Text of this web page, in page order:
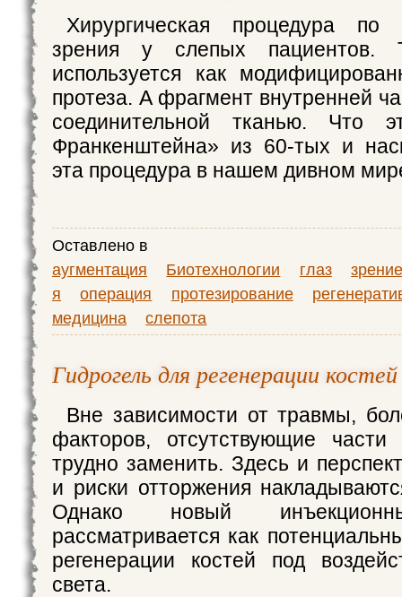
Хирургическая процедура по
зрения у слепых пациентов.
используется как
протеза. А фрагмент внутренней
соединительной тканью. Что
Франкенштейна» из 60-тых и
эта процедура в нашем дивном
Оставлено в
аугментация
Биотехнологии глаз
я
операция протезирование
медицина
слепота
Гидрогель для регенерации костей
Вне зависимости от травмы,
факторов, отсутствующие части
трудно заменить. Здесь и
и риски отторжения
Однако новый
рассматривается как
регенерации костей под
света.